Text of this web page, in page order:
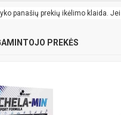
panašių prekių ikėlimo klaida.
PREKĖS